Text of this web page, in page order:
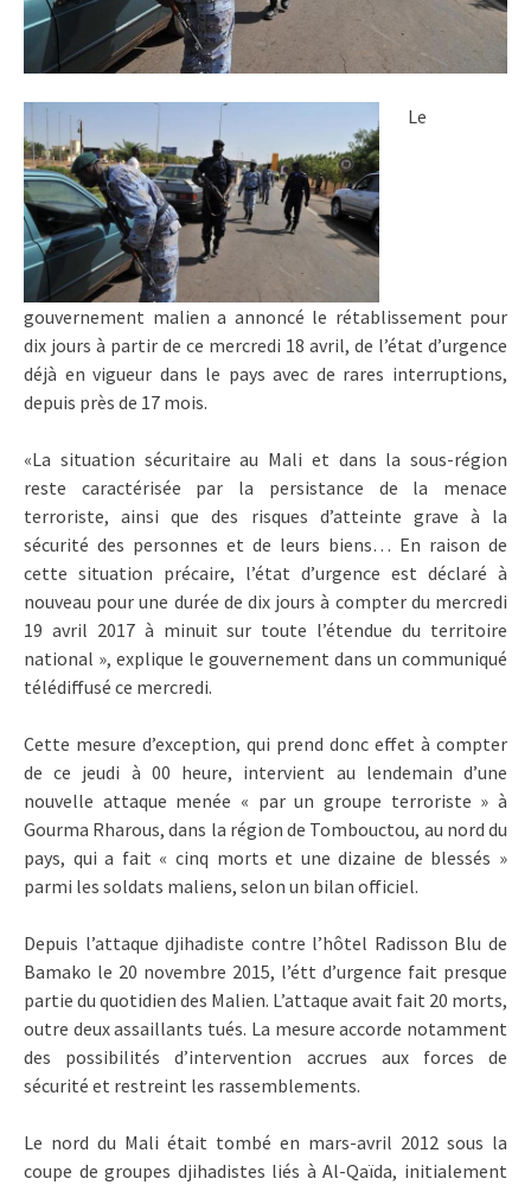
Le
gouvernement malien a annoncé le rétablissement pour
dix jours à partir de ce mercredi 18 avril, de l’état d’urgence
déjà en vigueur dans le pays avec de rares interruptions,
depuis près de 17 mois.
«La situation sécuritaire au Mali et dans la sous-région
reste caractérisée par la persistance de la menace
terroriste, ainsi que des risques d’atteinte grave à la
sécurité des personnes et de leurs biens… En raison de
cette situation précaire, l’état d’urgence est déclaré à
nouveau pour une durée de dix jours à compter du mercredi
19 avril 2017 à minuit sur toute l’étendue du territoire
national », explique le gouvernement dans un communiqué
télédiffusé ce mercredi.
Cette mesure d’exception, qui prend donc effet à compter
de ce jeudi à 00 heure, intervient au lendemain d’une
nouvelle attaque menée « par un groupe terroriste » à
Gourma Rharous, dans la région de Tombouctou, au nord du
pays, qui a fait « cinq morts et une dizaine de blessés »
parmi les soldats maliens, selon un bilan officiel.
Depuis l’attaque djihadiste contre l’hôtel Radisson Blu de
Bamako le 20 novembre 2015, l’étt d’urgence fait presque
partie du quotidien des Malien. L’attaque avait fait 20 morts,
outre deux assaillants tués. La mesure accorde notamment
des possibilités d’intervention accrues aux forces de
sécurité et restreint les rassemblements.
Le nord du Mali était tombé en mars-avril 2012 sous la
coupe de groupes djihadistes liés à Al-Qaïda, initialement